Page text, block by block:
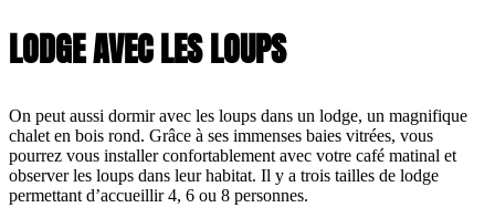
LODGE AVEC LES LOUPS
On peut aussi dormir avec les loups dans un lodge, un magnifique
chalet en bois rond. Grâce à ses immenses baies vitrées, vous
pourrez vous installer confortablement avec votre café matinal et
observer les loups dans leur habitat. Il y a trois tailles de lodge
permettant d’accueillir 4, 6 ou 8 personnes.